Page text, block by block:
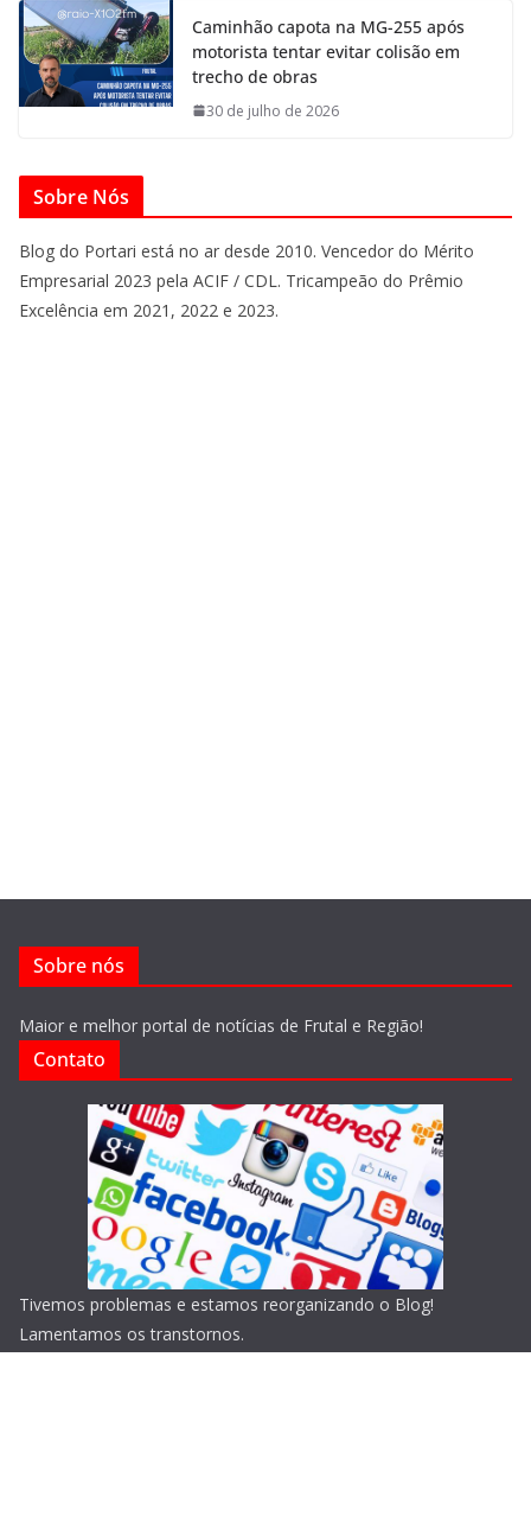
Caminhão capota na MG-255 após
motorista tentar evitar colisão em
trecho de obras
30 de julho de 2026
Sobre Nós
Blog do Portari está no ar desde 2010. Vencedor do Mérito
Empresarial 2023 pela ACIF / CDL. Tricampeão do Prêmio
Excelência em 2021, 2022 e 2023.
Sobre nós
Maior e melhor portal de notícias de Frutal e Região!
Contato
Tivemos problemas e estamos reorganizando o Blog!
Lamentamos os transtornos.